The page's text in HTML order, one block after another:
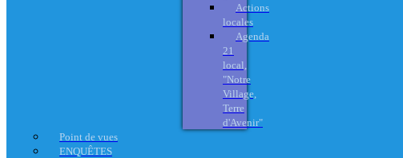
Actions
locales
Agenda
21
local,
"Notre
Village,
Terre
d'Avenir"
Point de vues
ENQUÊTES